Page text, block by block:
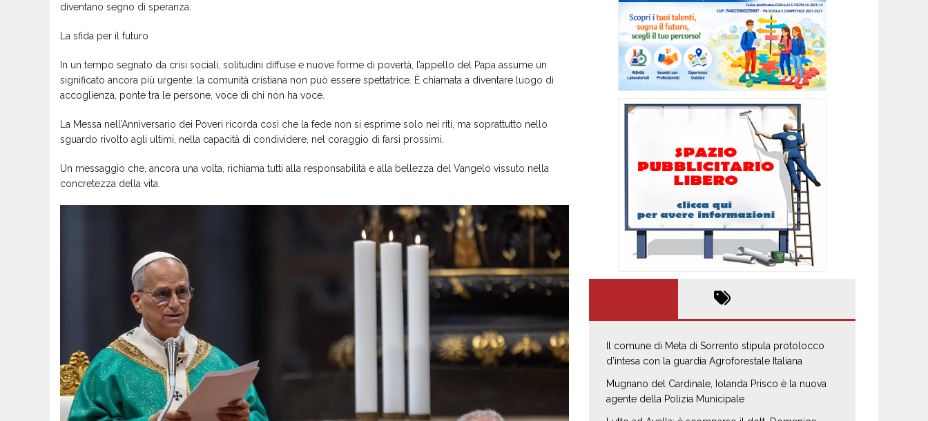
diventano segno di speranza.
La sfida per il futuro
In un tempo segnato da crisi sociali, solitudini diffuse e nuove forme di povertà, l’appello del Papa assume un
significato ancora più urgente: la comunità cristiana non può essere spettatrice. È chiamata a diventare luogo di
accoglienza, ponte tra le persone, voce di chi non ha voce.
La Messa nell’Anniversario dei Poveri ricorda così che la fede non si esprime solo nei riti, ma soprattutto nello
sguardo rivolto agli ultimi, nella capacità di condividere, nel coraggio di farsi prossimi.
Un messaggio che, ancora una volta, richiama tutti alla responsabilità e alla bellezza del Vangelo vissuto nella
concretezza della vita.
Il comune di Meta di Sorrento stipula protolocco
d’intesa con la guardia Agroforestale Italiana
Mugnano del Cardinale, Iolanda Prisco è la nuova
agente della Polizia Municipale